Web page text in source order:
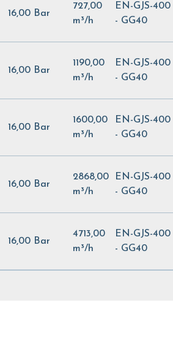
16,00 Bar
727,00
m³/h
EN-GJS-400
- GG40
16,00 Bar
1190,00
m³/h
EN-GJS-400
- GG40
16,00 Bar
1600,00
m³/h
EN-GJS-400
- GG40
16,00 Bar
2868,00
m³/h
EN-GJS-400
- GG40
16,00 Bar
4713,00
m³/h
EN-GJS-400
- GG40